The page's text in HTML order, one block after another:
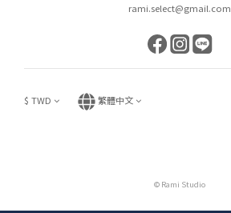
rami.select@gmail.com
$ TWD 繁體中文
© Rami Studio